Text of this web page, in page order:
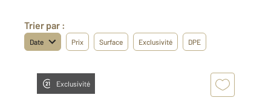
Trier par :
Date Prix Surface Exclusivité DPE
Exclusivité